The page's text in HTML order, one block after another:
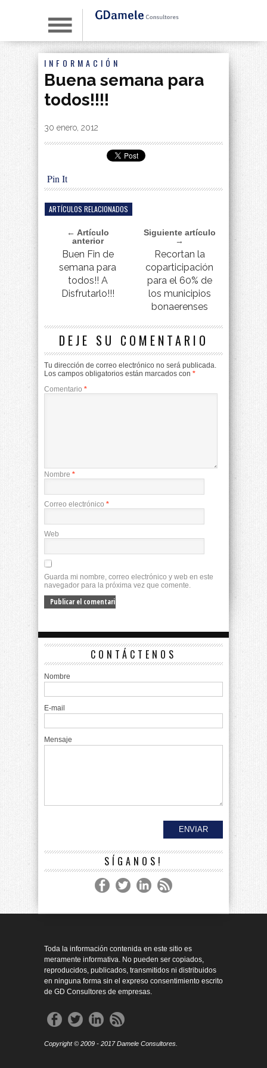
INFORMACIÓN
Buena semana para
todos!!!!
By|
30 enero, 2012
Pin It
ARTÍCULOS RELACIONADOS
← Artículo
anterior
Buen Fin de
semana para
todos!! A
Disfrutarlo!!!
Siguiente artículo
→
Recortan la
coparticipación
para el 60% de
los municipios
bonaerenses
DEJE SU COMENTARIO
Tu dirección de correo electrónico no será publicada.
Los campos obligatorios están marcados con *
Comentario *
Nombre *
Correo electrónico *
Web
Guarda mi nombre, correo electrónico y web en este
navegador para la próxima vez que comente.
CONTÁCTENOS
Nombre
E-mail
Mensaje
SÍGANOS!
Toda la información contenida en este sitio es
meramente informativa. No pueden ser copiados,
reproducidos, publicados, transmitidos ni distribuidos
en ninguna forma sin el expreso consentimiento escrito
de GD Consultores de empresas.
Copyright © 2009 - 2017 Damele Consultores.